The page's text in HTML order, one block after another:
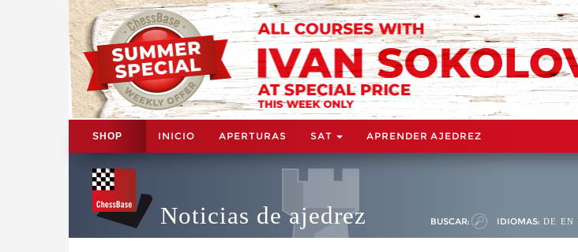
SHOP INICIO APERTURAS SAT APRENDER AJEDREZ
Noticias de ajedrez BUSCAR: IDIOMAS: DE EN